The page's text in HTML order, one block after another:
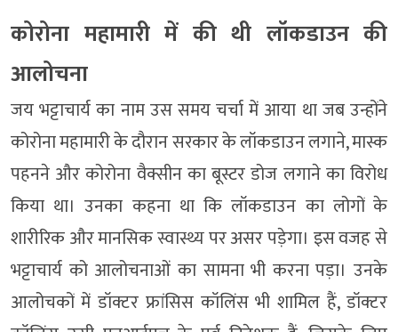
कोरोना महामारी में की थी लॉकडाउन की
आलोचना
जय भट्टाचार्य का नाम उस समय चर्चा में आया था जब उन्होंने
कोरोना महामारी के दौरान सरकार के लॉकडाउन लगाने, मास्क
पहनने और कोरोना वैक्सीन का बूस्टर डोज लगाने का विरोध
किया था। उनका कहना था कि लॉकडाउन का लोगों के
शारीरिक और मानसिक स्वास्थ्य पर असर पड़ेगा। इस वजह से
भट्टाचार्य को आलोचनाओं का सामना भी करना पड़ा। उनके
आलोचकों में डॉक्टर फ्रांसिस कॉलिंस भी शामिल हैं, डॉक्टर